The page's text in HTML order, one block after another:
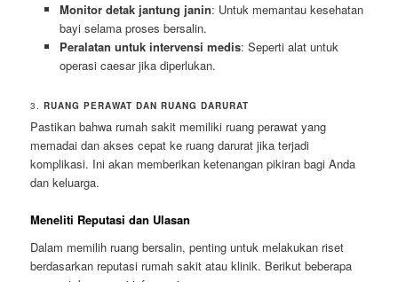
Monitor detak jantung janin: Untuk memantau kesehatan
bayi selama proses bersalin.
Peralatan untuk intervensi medis: Seperti alat untuk
operasi caesar jika diperlukan.
3.RUANG PERAWAT DAN RUANG DARURAT
Pastikan bahwa rumah sakit memiliki ruang perawat yang
memadai dan akses cepat ke ruang darurat jika terjadi
komplikasi. Ini akan memberikan ketenangan pikiran bagi Anda
dan keluarga.
Meneliti Reputasi dan Ulasan
Dalam memilih ruang bersalin, penting untuk melakukan riset
berdasarkan reputasi rumah sakit atau klinik. Berikut beberapa